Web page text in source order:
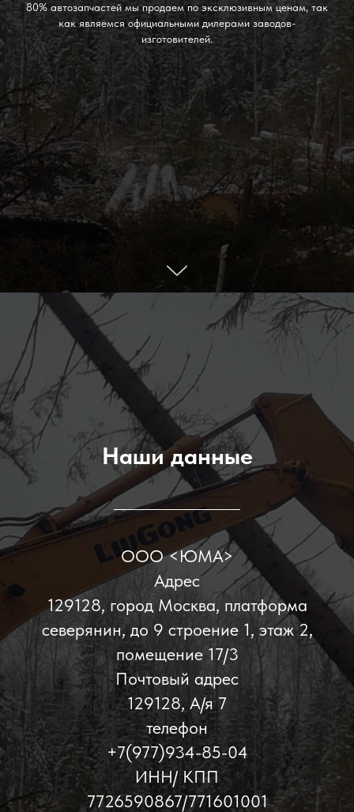
80% автозапчастей мы продаем по эксклюзивным ценам, так
как являемся официальными дилерами заводов-
изготовителей.
Наши данные
ООО <ЮМА>
Адрес
129128, город Москва, платформа
северянин, до 9 строение 1, этаж 2,
помещение 17/3
Почтовый адрес
129128, А/я 7
телефон
+7(977)934-85-04
ИНН/ КПП
7726590867/771601001